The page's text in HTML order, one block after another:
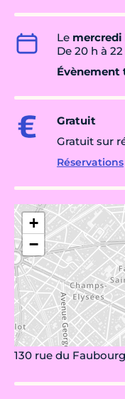
Le mercredi
De 20 h à 22
Évènement
Gratuit
Gratuit sur
Réservations
+
−
130 rue du